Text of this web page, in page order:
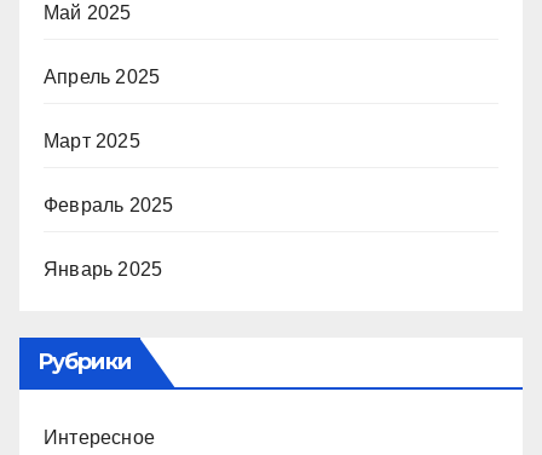
Май 2025
Апрель 2025
Март 2025
Февраль 2025
Январь 2025
Рубрики
Интересное